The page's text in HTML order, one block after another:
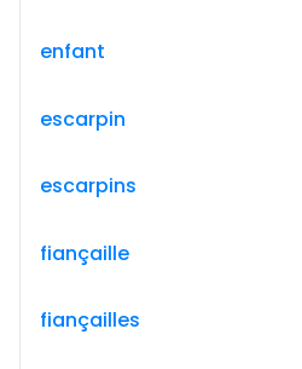
enfant
escarpin
escarpins
fiançaille
fiançailles